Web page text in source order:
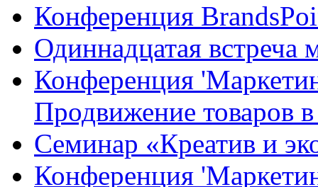
Конференция
Одиннадцатая
Конференция
Продвижение товаров
Семинар «Креатив и
Конференция